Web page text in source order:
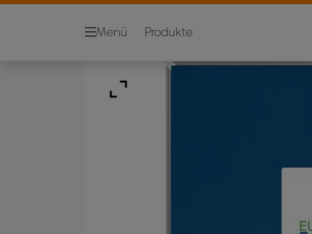
Menü Produkte